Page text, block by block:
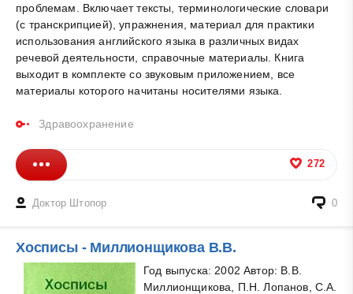
проблемам. Включает тексты, терминологические словари
(с транскрипцией), упражнения, материал для практики
использования английского языка в различных видах
речевой деятельности, справочные материалы. Книга
выходит в комплекте со звуковым приложением, все
материалы которого начитаны носителями языка.
Здравоохранение
272
Доктор Штопор 0
Хосписы - Миллионщикова В.В.
Год выпуска: 2002 Автор: В.В.
Миллионщикова, П.Н. Лопанов, С.А.